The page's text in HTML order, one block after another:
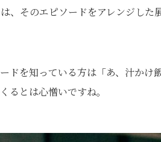
、そのエピソードをアレンジし
ドを知っている方は「あ、汁か
るとは心憎いですね｡